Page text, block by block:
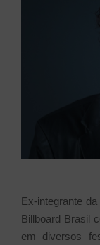
Ex-integrante
Billboard Brasil
em diversos